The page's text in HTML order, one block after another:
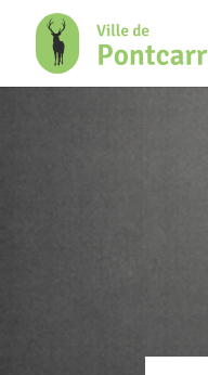
Confort +